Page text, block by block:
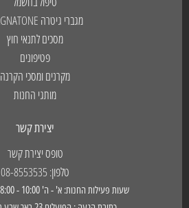
מגברי גיטרה MAGNATONE
מסכים לתנאי חוץ
פטיפונים
מקרנים ומסכי הקרנה
מותגי החנות
יצירת קשר
טופס יצירת קשר
טלפון: 08-8553535
שעות פעילות החנות: א' - ה' 10:00 - 18:00 , ו- 10:00- 13:00